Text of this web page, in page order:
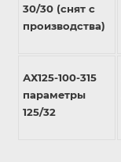
30/30 (снят с
производства)
АХ125-100-315
параметры
125/32